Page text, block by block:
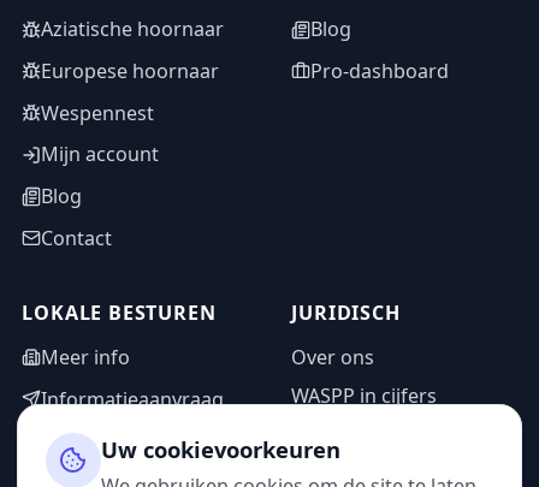
Aziatische hoornaar
Europese hoornaar
Wespennest
Mijn account
Blog
Contact
Blog
Pro-dashboard
LOKALE BESTUREN
Meer info
Informatieaanvraag
Adminzone
JURIDISCH
Over ons
WASPP in cijfers
Privacybeleid
Uw cookievoorkeuren